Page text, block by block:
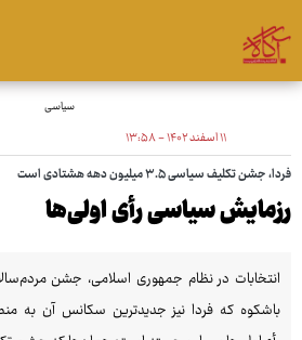
سیاسی
۱۱ اسفند ۱۴۰۲ - ۱۳:۵۸
فردا، جشن تکلیف سیاسی ۳.۵ میلیون دهه هشتادی است
رزمایش سیاسی رأی اولی‌ها
انتخابات در نظام جمهوری اسلامی، جشن
باشکوه که فردا نیز جدیدترین سکانس آن به